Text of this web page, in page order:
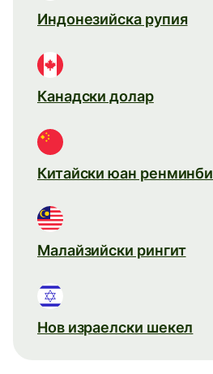
Индонезийска рупия
Канадски долар
Китайски юан ренминби
Малайзийски рингит
Нов израелски шекел